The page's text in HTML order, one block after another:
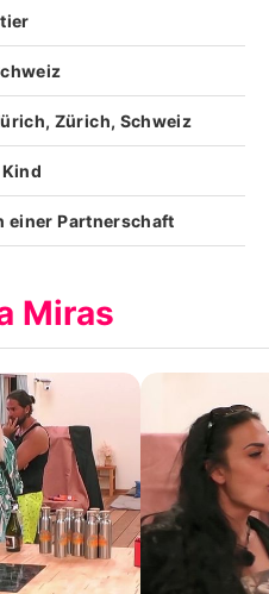
Zürich, Schweiz
Kind
einer Partnerschaft
Miras